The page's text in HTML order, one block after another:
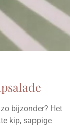
bijzonder? Het
kip, sappige